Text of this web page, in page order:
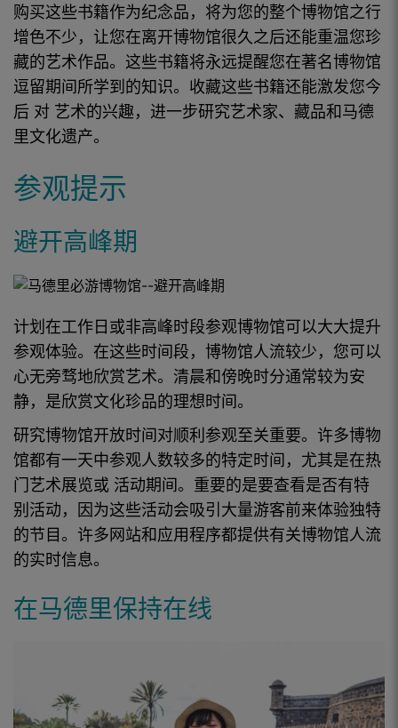
购买这些书籍作为纪念品，将为您的整个博物馆之行
增色不少，让您在离开博物馆很久之后还能重温您珍
藏的艺术作品。这些书籍将永远提醒您在著名博物馆
逗留期间所学到的知识。收藏这些书籍还能激发您今
后 对 艺术的兴趣，进一步研究艺术家、 藏品和马德
里文化遗产。
参观提示
避开高峰期
计划在工作日或非高峰时段参观博物馆可以大大提升
参观体验。在这些时间段， 博物馆人流较少， 您可以
心无旁骛地欣赏艺术。清晨和傍晚时分通常较为安
静，是欣赏文化珍品的理想时间。
研究博物馆开放时间对顺利参观至关重要。许多博物
馆都有一天中参观人数较多的特定时间，尤其是在热
门艺术展览或 活动期间。重要的是要查看是否有特
别活动，因为这些活动会吸引大量游客前来体验独特
的节目。许多网站和应用程序都提供有关博物馆人流
的实时信息。
在马德里保持在线